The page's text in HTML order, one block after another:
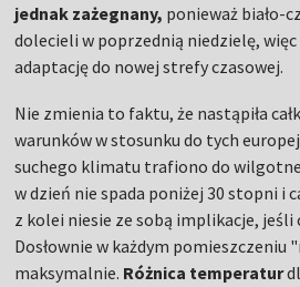
jednak zażegnany, ponieważ biało-
dolecieli w poprzednią niedzielę,
adaptację do nowej strefy czasowej.
Nie zmienia to faktu, że nastąpiła
warunków w stosunku do tych
suchego klimatu trafiono do
w dzień nie spada poniżej 30 stopni i
z kolei niesie ze sobą implikacje,
Dosłownie w każdym pomieszczeniu
maksymalnie. Różnica temperatur